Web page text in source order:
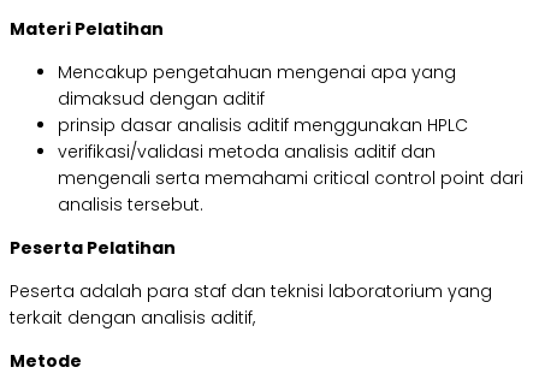
Materi Pelatihan
Mencakup pengetahuan mengenai apa yang
dimaksud dengan aditif
prinsip dasar analisis aditif menggunakan HPLC
verifikasi/validasi metoda analisis aditif dan
mengenali serta memahami critical control point dari
analisis tersebut.
Peserta Pelatihan
Peserta adalah para staf dan teknisi laboratorium yang
terkait dengan analisis aditif,
Metode